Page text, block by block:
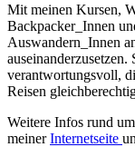
Mit meinen Kursen,
Backpacker_Innen
Auswandern_Innen
verantwortungsvoll,
Reisen
Weitere Infos rund
meinerInternetseite